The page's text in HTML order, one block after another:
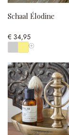
Schaal Élodine
€ 34,95
Toon alle